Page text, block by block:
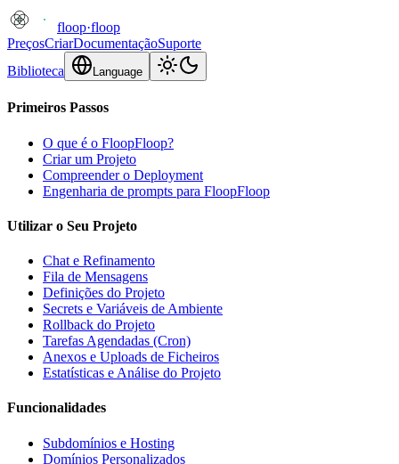
floop·floop
PreçosCriarDocumentaçãoSuporte
Biblioteca
Language
Primeiros Passos
O que é o FloopFloop?
Criar um Projeto
Compreender o Deployment
Engenharia de prompts para FloopFloop
Utilizar o Seu Projeto
Chat e Refinamento
Fila de Mensagens
Definições do Projeto
Secrets e Variáveis de Ambiente
Rollback do Projeto
Tarefas Agendadas (Cron)
Anexos e Uploads de Ficheiros
Estatísticas e Análise do Projeto
Funcionalidades
Subdomínios e Hosting
Domínios Personalizados